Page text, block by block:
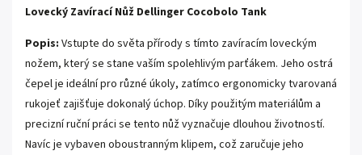
Lovecký Zavírací Nůž Dellinger Cocobolo Tank
Popis: Vstupte do světa přírody s tímto zavíracím loveckým
nožem, který se stane vaším spolehlivým parťákem. Jeho ostrá
čepel je ideální pro různé úkoly, zatímco ergonomicky tvarovaná
rukojeť zajišťuje dokonalý úchop. Díky použitým materiálům a
precizní ruční práci se tento nůž vyznačuje dlouhou životností.
Navíc je vybaven oboustranným klipem, což zaručuje jeho